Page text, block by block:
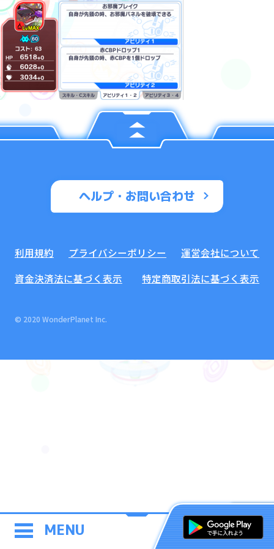
MENU
ヘルプ・お問い合わせ
利用規約 プライバシーポリシー
運営会社について
資金決済法に基づく表示
特定商取引法に基づく表示
© 2020 WonderPlanet Inc.